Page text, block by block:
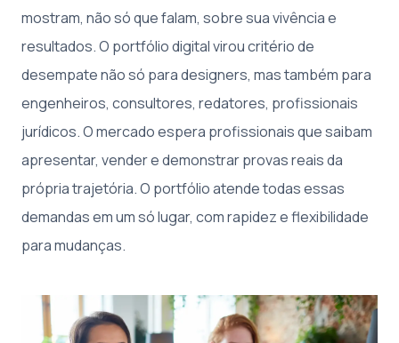
mostram, não só que falam, sobre sua vivência e
resultados. O portfólio digital virou critério de
desempate não só para designers, mas também para
engenheiros, consultores, redatores, profissionais
jurídicos. O mercado espera profissionais que saibam
apresentar, vender e demonstrar provas reais da
própria trajetória. O portfólio atende todas essas
demandas em um só lugar, com rapidez e flexibilidade
para mudanças.